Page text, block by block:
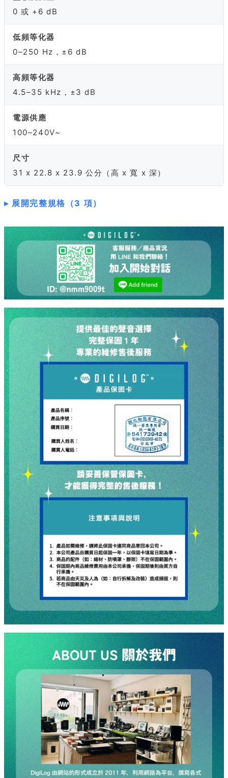
0 或 +6 dB
低頻等化器
0–250 Hz，±6 dB
高頻等化器
4.5–35 kHz，±3 dB
電源供應
100–240V~
尺寸
31 x 22.8 x 23.9 公分（高 x 寬 x 深）
展開完整規格（3 項）